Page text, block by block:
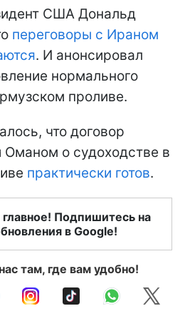
США Дональд
переговоры с Ираном
. И анонсировал
нормального
проливе.
что договор
о судоходстве в
практически готов.
Подпишитесь на
в Google!
там, где вам удобно!